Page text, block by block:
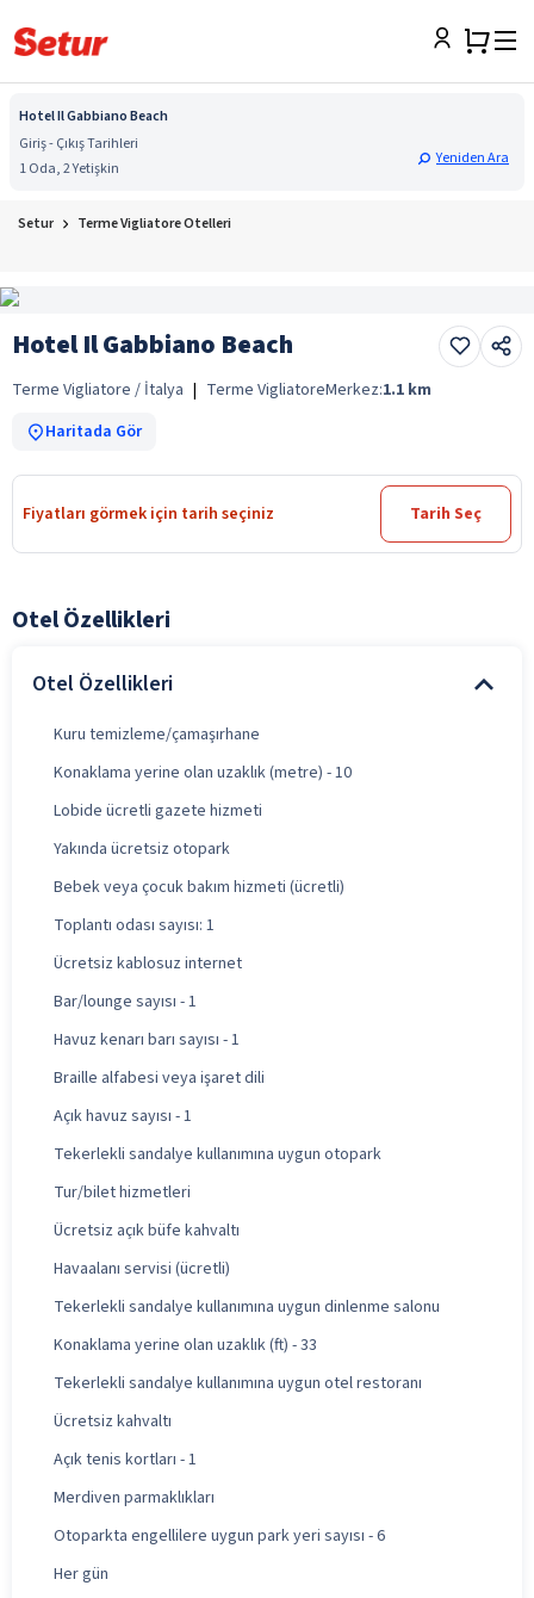
Hotel Il Gabbiano Beach
Giriş - Çıkış Tarihleri
1 Oda, 2 Yetişkin
Yeniden Ara
Setur Terme Vigliatore Otelleri
Hotel Il Gabbiano Beach
Terme Vigliatore / İtalya | Terme VigliatoreMerkez:1.1 km
Haritada Gör
Fiyatları görmek için tarih seçiniz Tarih Seç
Otel Özellikleri
Otel Özellikleri
Kuru temizleme/çamaşırhane
Konaklama yerine olan uzaklık (metre) - 10
Lobide ücretli gazete hizmeti
Yakında ücretsiz otopark
Bebek veya çocuk bakım hizmeti (ücretli)
Toplantı odası sayısı: 1
Ücretsiz kablosuz internet
Bar/lounge sayısı - 1
Havuz kenarı barı sayısı - 1
Braille alfabesi veya işaret dili
Açık havuz sayısı - 1
Tekerlekli sandalye kullanımına uygun otopark
Tur/bilet hizmetleri
Ücretsiz açık büfe kahvaltı
Havaalanı servisi (ücretli)
Tekerlekli sandalye kullanımına uygun dinlenme salonu
Konaklama yerine olan uzaklık (ft) - 33
Tekerlekli sandalye kullanımına uygun otel restoranı
Ücretsiz kahvaltı
Açık tenis kortları - 1
Merdiven parmaklıkları
Otoparkta engellilere uygun park yeri sayısı - 6
Her gün